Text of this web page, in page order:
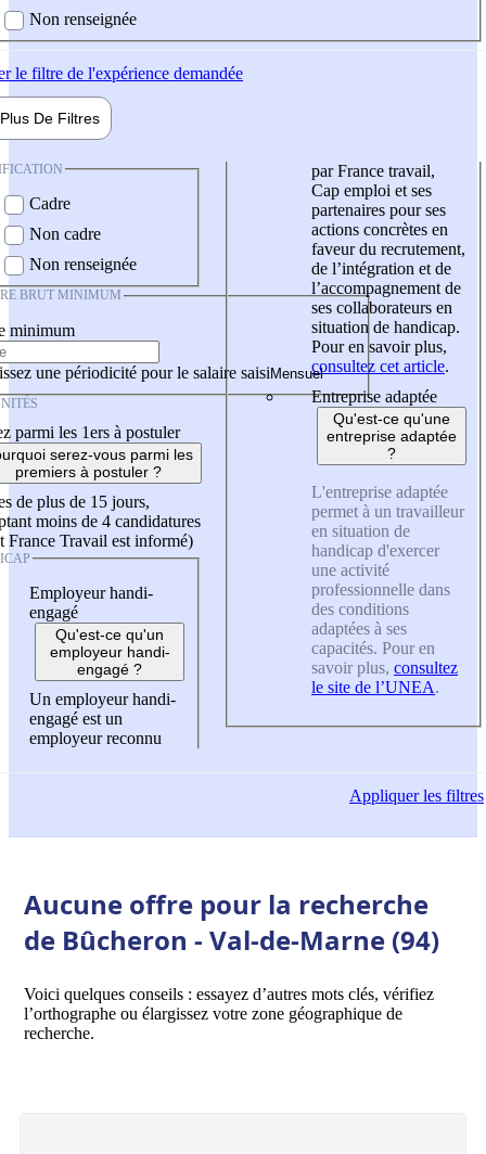
Non renseignée
le filtre de l'expérience demandée
Plus De Filtres
Cadre
Non cadre
Non renseignée
BRUT MINIMUM
minimum
une périodicité pour le salaire saisi
parmi les 1ers à postuler
serez-vous parmi les
premiers à postuler ?
de plus de 15 jours,
moins de 4 candidatures
France Travail est informé)
Employeur handi-
engagé
Qu'est-ce qu'un
employeur handi-
engagé ?
Un employeur handi-
engagé est un
employeur reconnu
par France travail,
Cap emploi et ses
partenaires pour ses
actions concrètes en
faveur du recrutement,
de l’intégration et de
l’accompagnement de
ses collaborateurs en
situation de handicap.
Pour en savoir plus,
consultez cet article.
Entreprise adaptée
Qu'est-ce qu'une
entreprise adaptée
?
L'entreprise adaptée
permet à un travailleur
en situation de
handicap d'exercer
une activité
professionnelle dans
des conditions
adaptées à ses
capacités. Pour en
savoir plus, consultez
le site de l’UNEA.
Appliquerles filtres
Aucune offre pour la recherche
de Bûcheron - Val-de-Marne (94)
Voici quelques conseils : essayez d’autres mots clés, vérifiez
l’orthographe ou élargissez votre zone géographique de
recherche.